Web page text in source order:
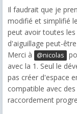
Il faudrait que je
modifié et simplifié
peut avoir toutes
d'aiguillage peut-
Merci à
@nicolas
avec la 1. Seul le
pas créer d'espace
compatible avec
raccordement